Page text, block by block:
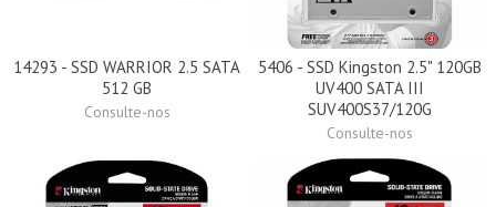
14293 - SSD WARRIOR 2.5 SATA
512 GB
Consulte-nos
5406 - SSD Kingston 2.5" 120GB
UV400 SATA III
SUV400S37/120G
Consulte-nos